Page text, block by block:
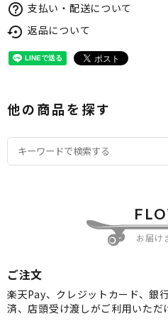
help_outline 支払い・配送について
settings_backup_restore 返品について
他の商品を探す
お届け
ご注文
楽天Pay、クレジットカード、銀
済、店頭受け渡しがご利用いただ